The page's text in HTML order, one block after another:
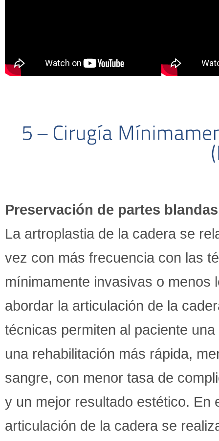
Preservación de partes
La artroplastia de la cadera se
vez con más frecuencia con las
mínimamente invasivas o menos
abordar la articulación de la
técnicas permiten al paciente
una rehabilitación más rápida,
sangre, con menor tasa de
y un mejor resultado estético.
articulación de la cadera se